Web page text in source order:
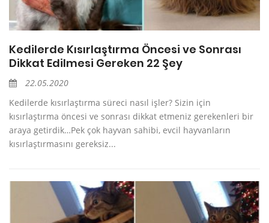
Kedilerde Kısırlaştırma Öncesi ve Sonrası
Dikkat Edilmesi Gereken 22 Şey
22.05.2020
Kedilerde kısırlaştırma süreci nasıl işler? Sizin için
kısırlaştırma öncesi ve sonrası dikkat etmeniz gerekenleri bir
araya getirdik…Pek çok hayvan sahibi, evcil hayvanların
kısırlaştırmasını gereksiz...